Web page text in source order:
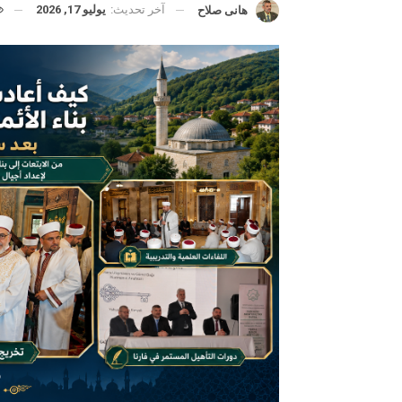
هانى صلاح آخر تحديث: يوليو 17, 2026